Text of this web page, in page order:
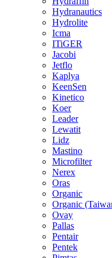
Hydranautics
Hydrolite
Icma
ITiGER
Jacobi
Jetflo
Kaplya
KeenSen
Kinetico
Koer
Leader
Lewatit
Lidz
Mastino
Microfilter
Nerex
Oras
Organic
Organic
Ovay
Pallas
Pentair
Pentek